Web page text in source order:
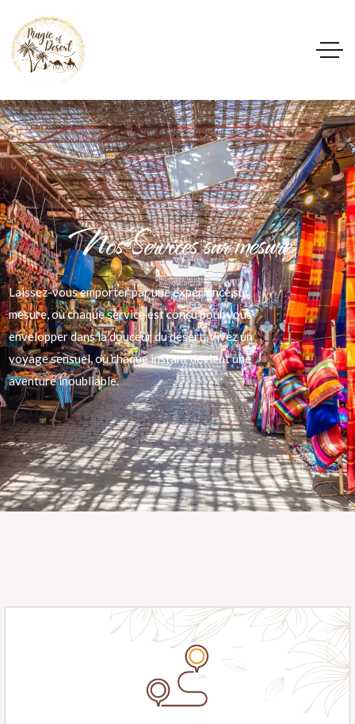
Nos Services sur mesure
Laissez-vous emporter par une expérience sur
mesure, où chaque service est conçu pour vous
envelopper dans la douceur du désert. Vivez un
voyage sensuel, où chaque instant devient une
aventure inoubliable.